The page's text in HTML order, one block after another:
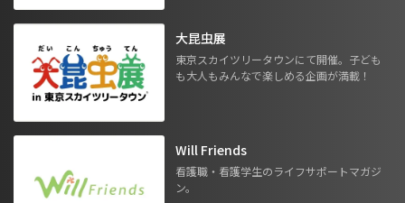
大昆虫展
東京スカイツリータウンにて開催。子ども
も大人もみんなで楽しめる企画が満載！
Will Friends
看護職・看護学生のライフサポートマガジ
ン。